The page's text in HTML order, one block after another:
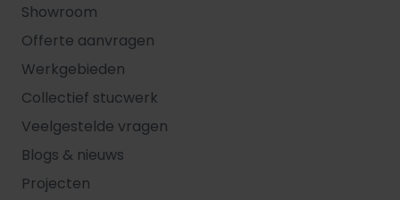
Showroom
Offerte aanvragen
Werkgebieden
Collectief stucwerk
Veelgestelde vragen
Blogs & nieuws
Projecten